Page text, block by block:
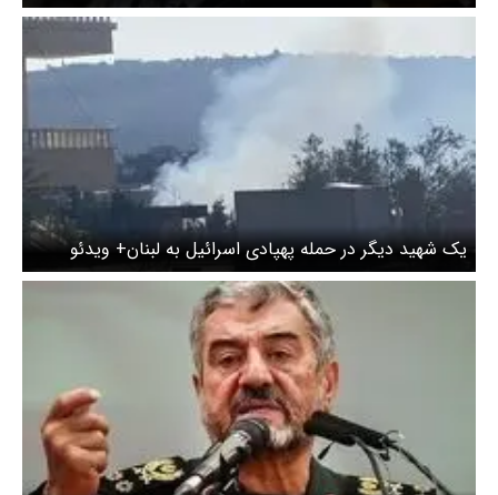
یک شهید دیگر در حمله پهپادی اسرائیل به لبنان+ ویدئو